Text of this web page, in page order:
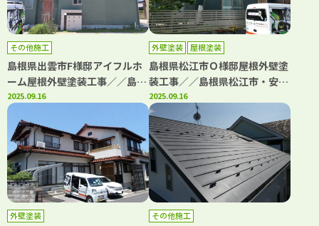
その他施工
島根県出雲市F様邸アイフルホ
ーム屋根外壁塗装工事／／島根
県松江市・出雲市・大田市・雲
南市・鳥取県米子市・境港市の
「きじま塗装」
2025.09.16
外壁塗装 屋根塗装
島根県松江市Ｏ様邸屋根外壁塗
装工事／／島根県松江市・安来
市・出雲市・大田市・雲南市
鳥取県米子市・境港市の「きじ
ま塗装」
2025.09.16
外壁塗装 その他施工